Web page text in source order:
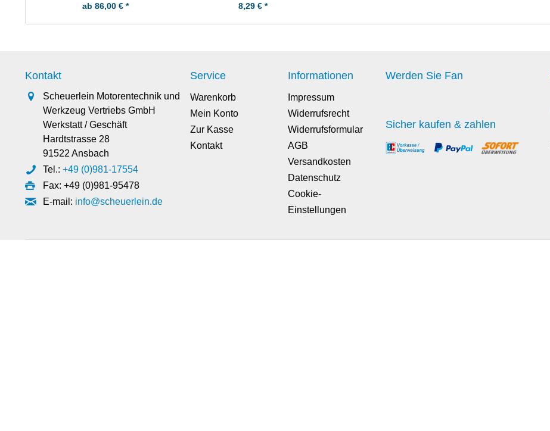
ab 86,00 € * 8,29 € *
Kontakt
Scheuerlein Motorentechnik und
Werkzeug Vertriebs GmbH
Werkstatt / Geschäft
Hardtstrasse 28
91522 Ansbach
Tel.: +49 (0)981-17554
Fax: +49 (0)981-95478
E-mail: info@scheuerlein.de
Service
Warenkorb
Mein Konto
Zur Kasse
Kontakt
Informationen
Impressum
Widerrufsrecht
Widerrufsformular
AGB
Versandkosten
Datenschutz
Cookie-
Einstellungen
Werden Sie Fan
Sicher kaufen & zahlen